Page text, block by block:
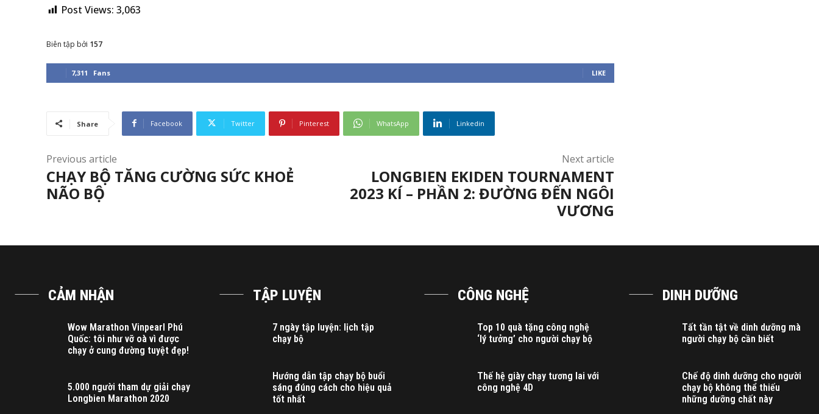
Post Views: 3,063
Biên tập bởi 157
7,311 Fans LIKE
Share Facebook Twitter Pinterest WhatsApp Linkedin
Previous article
CHẠY BỘ TĂNG CƯỜNG SỨC KHOẺ
NÃO BỘ
Next article
LONGBIEN EKIDEN TOURNAMENT
2023 KÍ – PHẦN 2: ĐƯỜNG ĐẾN NGÔI
VƯƠNG
CẢM NHẬN
Wow Marathon Vinpearl Phú
Quốc: tôi như vỡ oà vì được
chạy ở cung đường tuyệt đẹp!
5.000 người tham dự giải chạy
Longbien Marathon 2020
TẬP LUYỆN
7 ngày tập luyện: lịch tập
chạy bộ
Hướng dẫn tập chạy bộ buổi
sáng đúng cách cho hiệu quả
tốt nhất
CÔNG NGHỆ
Top 10 quà tặng công nghệ
‘lý tưởng’ cho người chạy bộ
Thế hệ giày chạy tương lai với
công nghệ 4D
DINH DƯỠNG
Tất tần tật về dinh dưỡng mà
người chạy bộ cần biết
Chế độ dinh dưỡng cho người
chạy bộ không thể thiếu
những dưỡng chất này